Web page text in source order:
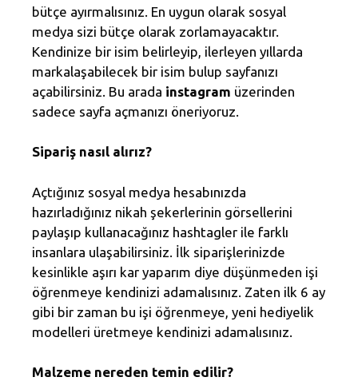
bütçe ayırmalısınız. En uygun olarak sosyal
medya sizi bütçe olarak zorlamayacaktır.
Kendinize bir isim belirleyip, ilerleyen yıllarda
markalaşabilecek bir isim bulup sayfanızı
açabilirsiniz. Bu arada instagram üzerinden
sadece sayfa açmanızı öneriyoruz.
Sipariş nasıl alırız?
Açtığınız sosyal medya hesabınızda
hazırladığınız nikah şekerlerinin görsellerini
paylaşıp kullanacağınız hashtagler ile farklı
insanlara ulaşabilirsiniz. İlk siparişlerinizde
kesinlikle aşırı kar yaparım diye düşünmeden işi
öğrenmeye kendinizi adamalısınız. Zaten ilk 6 ay
gibi bir zaman bu işi öğrenmeye, yeni hediyelik
modelleri üretmeye kendinizi adamalısınız.
Malzeme nereden temin edilir?